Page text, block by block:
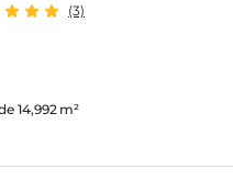
(3)
14,992 m²